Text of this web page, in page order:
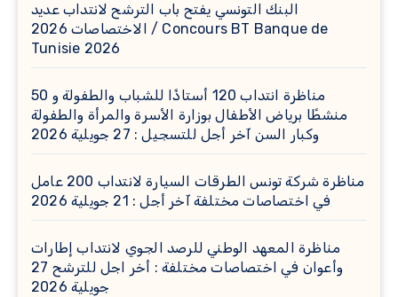
البنك التونسي يفتح باب الترشح لانتداب عديد
الاختصاصات 2026 / Concours BT Banque de
Tunisie 2026
مناظرة انتداب 120 أستاذًا للشباب والطفولة و 50
منشطًا برياض الأطفال بوزارة الأسرة والمرأة والطفولة
وكبار السن آخر أجل للتسجيل : 27 جويلية 2026
مناظرة شركة تونس الطرقات السيارة لانتداب 200 عامل
في اختصاصات مختلفة آخر أجل : 21 جويلية 2026
مناظرة المعهد الوطني للرصد الجوي لانتداب إطارات
وأعوان في اختصاصات مختلفة : أخر اجل للترشح 27
جويلية 2026